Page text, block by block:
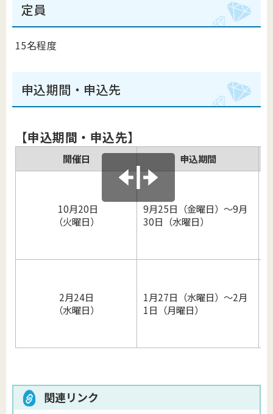
定員
15名程度
申込期間・申込先
【申込期間・申込先】
開催日 申込期間
10月20日
（火曜日）
9月25日（金曜日）～9月
30日（水曜日）
2月24日
（水曜日）
1月27日（水曜日）～2月
1日（月曜日）
関連リンク